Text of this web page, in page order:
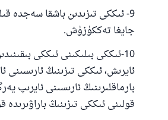
9- ئىككى تىزىدىن باشقا سەجدە
جايغا تەككۈزۈش.
10-ئىككى بىلىكىنى ئىككى
ئايرىش، ئىككى تىزىنىڭ
بارماقلىرىنىڭ ئارىسىنى ئايرىپ
قولىنى ئىككى تىزىنىڭ